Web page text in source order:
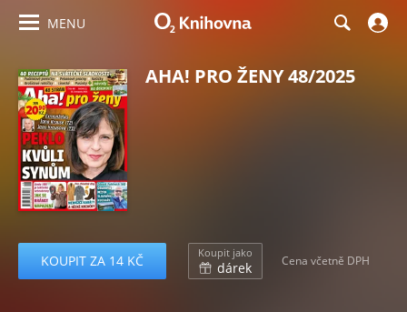
MENU
AHA! PRO ŽENY 48/2025
KOUPIT ZA 14 KČ Koupit jako
dárek Cena včetně DPH